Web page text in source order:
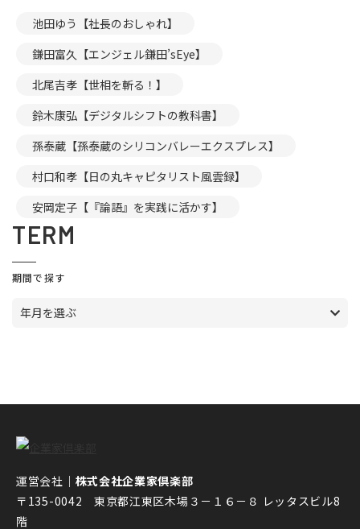
池田ゆう【社長のおしゃれ】
鎌田富久【エンジェル鎌田’sEye】
北尾吉孝【世相を斬る！】
鈴木康弘【デジタルシフトの教科書】
孫泰蔵【孫泰蔵のシリコンバレーエクスプレス】
村口和孝【日の丸キャピタリスト風雲録】
安岡定子【『論語』を実践に活かす】
TERM
期間で探す
年月を選ぶ
運営会社｜ 株式会社企業家倶楽部
〒135-0042 東京都江東区木場３－１６－８ レッタスビル8
階